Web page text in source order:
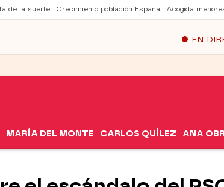
de la suerte Crecimiento población España Acogida
EN
MARÍA DEL MONTE CARLOS QUÍLEZ ANA